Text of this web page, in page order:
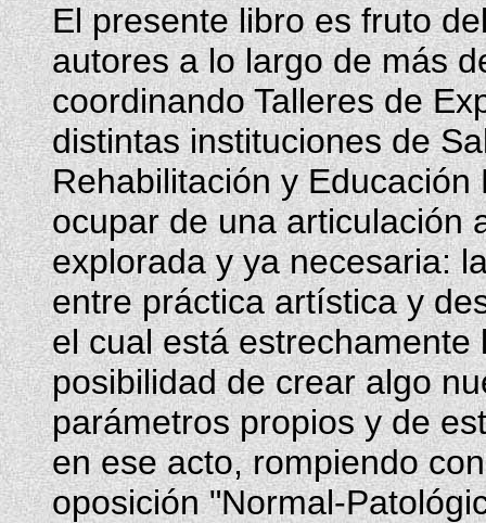
El presente libro es fruto
autores a lo largo de más
coordinando Talleres de
distintas instituciones de
Rehabilitación y Educación
ocupar de una articulación
explorada y ya necesaria:
entre práctica artística y
el cual está estrechamente
posibilidad de crear algo
parámetros propios y de
en ese acto, rompiendo
oposición "Normal-